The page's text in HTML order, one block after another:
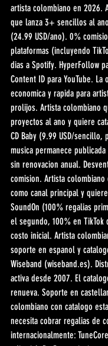
artista colombiano en 2026.
que lanza 3+ sencillos al
(24.99 USD/ano). 0%
plataformas (incluyendo
dias a Spotify. HyperFollow
Content ID para YouTube. La
economica y rapida para
prolijos. Artista colombiano
proyectos al ano y quiere
CD Baby (9.99 USD/sencillo,
musica permanece
sin renovacion anual.
comision. Artista colombiano
como canal principal y
SoundOn (100% regalias
el segundo, 100% en TikTok
costo inicial. Artista
soporte en espanol y
Wiseband (wiseband.es).
activa desde 2007. El
renueva. Soporte en
colombiano con catalogo
necesita cobrar regalias de
internacionalmente: